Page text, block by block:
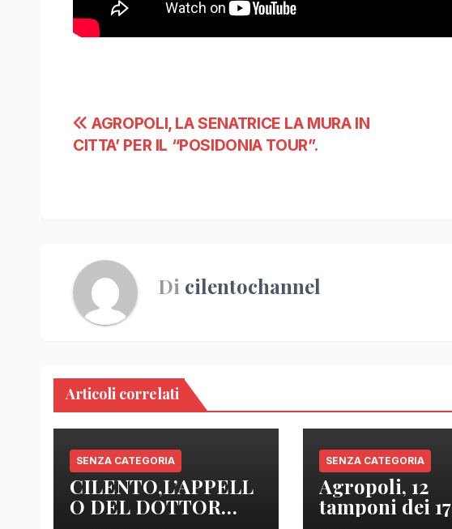
Navigazione
articoli
AGROPOLI, LA SENATRICE LA MURA IN
CITTA’ PER IL “POSIDONIA TOUR”.
Di cilentochannel
Articoli correlati
SENZA CATEGORIA
CILENTO,L’APPELL
O DEL DOTTOR
SENZA CATEGORIA
Agropoli, 12
tamponi dei 17